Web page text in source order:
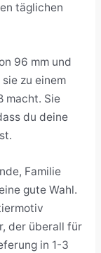
täglichen
96 mm und
zu einem
macht. Sie
du deine
Familie
gute Wahl.
der überall für
in 1-3